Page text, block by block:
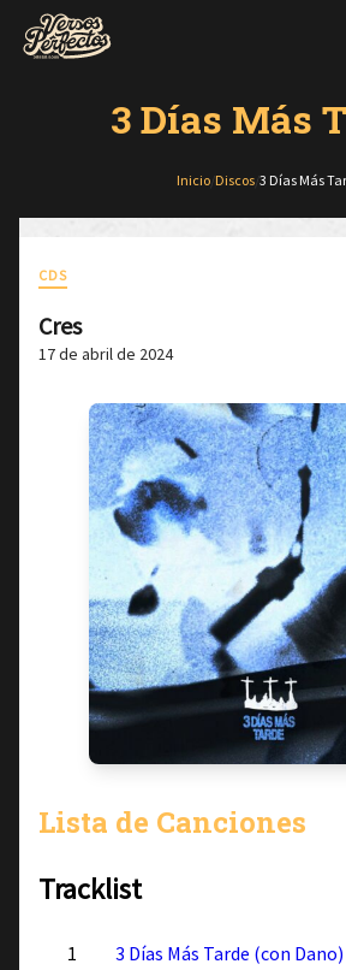
3 Días Más
Inicio/ Discos/ 3 Días Más
CDS
Cres
17 de abril de 2024
Lista de Canciones
Tracklist
1 3 Días Más Tarde (con Dano)